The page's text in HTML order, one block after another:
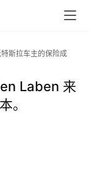
斯拉车主的保险成
Laben 来
。